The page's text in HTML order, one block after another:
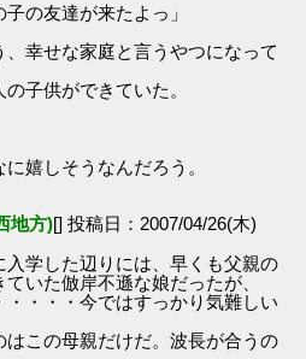
の友達が来たよっ」
幸せな家庭と言うやつになって
子供ができていた。
嬉しそうなんだろう。
地方)[] 投稿日：2007/04/26(木)
学した辺りには、早くも父親の
いた倣岸不遜な娘だったが、
・・・今ではすっかり気難しい
この母親だけだ。波長が合うの